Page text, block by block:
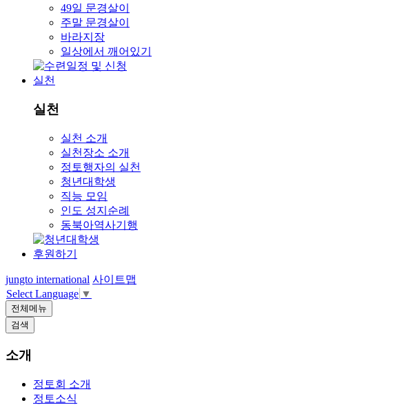
49일 문경살이
주말 문경살이
바라지장
일상에서 깨어있기
실천
실천
실천 소개
실천장소 소개
정토행자의 실천
청년대학생
직능 모임
인도 성지순례
동북아역사기행
후원하기
jungto international 사이트맵
Select Language ▼
전체메뉴
검색
소개
정토회 소개
정토소식